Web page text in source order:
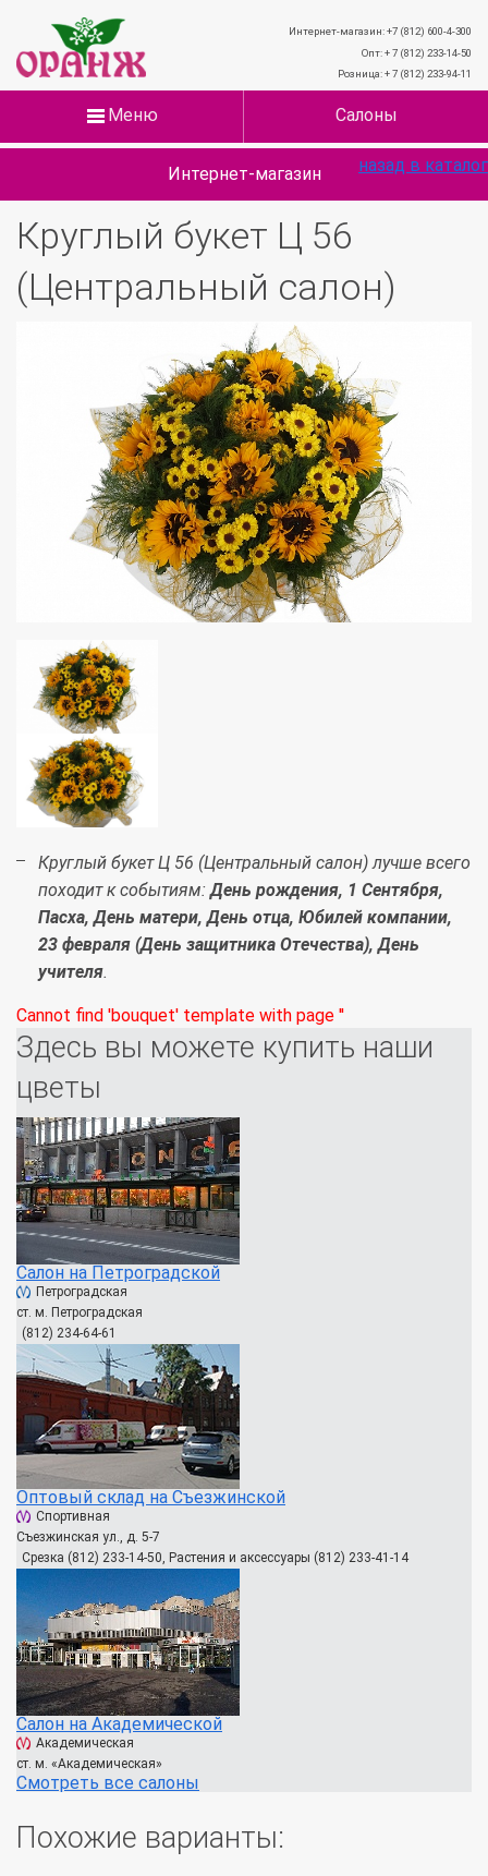
Интернет-магазин: +7 (812) 600-4-300
Опт: + 7 (812) 233-14-50
Розница: + 7 (812) 233-94-11
Меню Салоны
Интернет-магазин
Круглый букет Ц 56
(Центральный салон)
назад в каталог
Круглый букет Ц 56 (Центральный салон) лучше всего
походит к событиям:День рождения, 1 Сентября,
Пасха, День матери, День отца, Юбилей компании,
23 февраля (День защитника Отечества), День
учителя.
Cannot find 'bouquet' template with page ''
Здесь вы можете купить наши
цветы
Салон на Петроградской
Петроградская
ст. м. Петроградская
(812) 234-64-61
Оптовый склад на Съезжинской
Спортивная
Съезжинская ул., д. 5-7
Срезка (812) 233-14-50, Растения и аксессуары (812) 233-41-14
Салон на Академической
Академическая
ст. м. «Академическая»
Смотреть все салоны
Похожие варианты: